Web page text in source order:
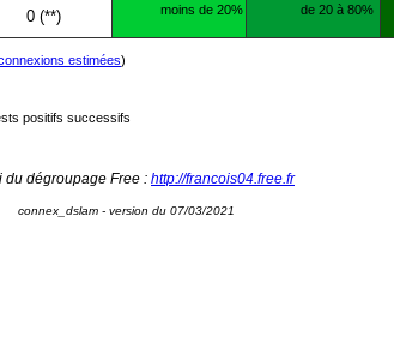
0 (**) moins de 20% de 20 à 80%
estimées)
positifs successifs
du dégroupage Free : http://francois04.free.fr
connex_dslam - version du 07/03/2021